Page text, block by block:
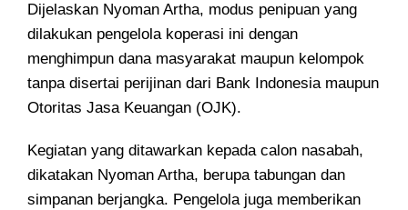
Dijelaskan Nyoman Artha, modus penipuan yang
dilakukan pengelola koperasi ini dengan
menghimpun dana masyarakat maupun kelompok
tanpa disertai perijinan dari Bank Indonesia maupun
Otoritas Jasa Keuangan (OJK).
Kegiatan yang ditawarkan kepada calon nasabah,
dikatakan Nyoman Artha, berupa tabungan dan
simpanan berjangka. Pengelola juga memberikan